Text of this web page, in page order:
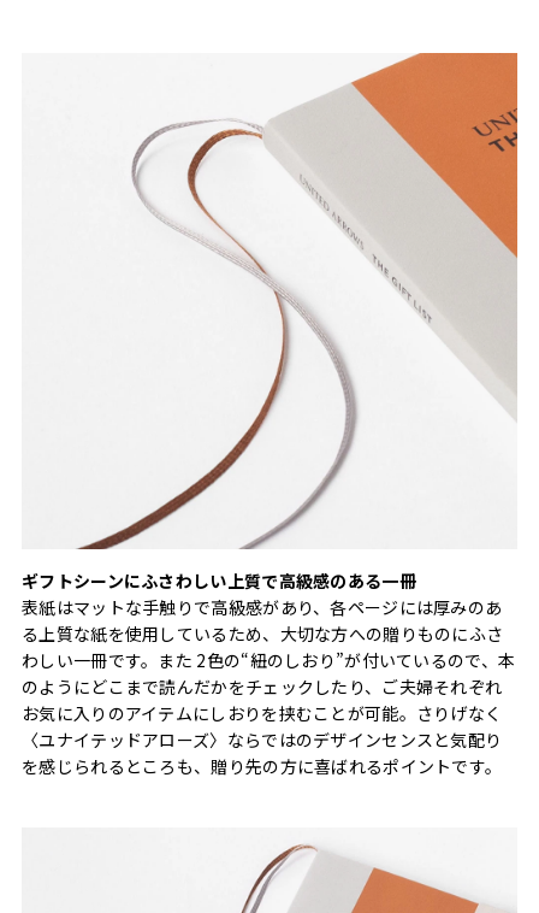
ギフトシーンにふさわしい上質で高級感のある一冊
表紙はマットな手触りで高級感があり、各ページには厚みのあ
る上質な紙を使用しているため、大切な方への贈りものにふさ
わしい一冊です。また 2色の“紐のしおり”が付いているので、本
のようにどこまで読んだかをチェックしたり、ご夫婦それぞれ
お気に入りのアイテムにしおりを挟むことが可能。さりげなく
〈ユナイテッドアローズ〉ならではのデザインセンスと気配り
を感じられるところも、贈り先の方に喜ばれるポイントです。